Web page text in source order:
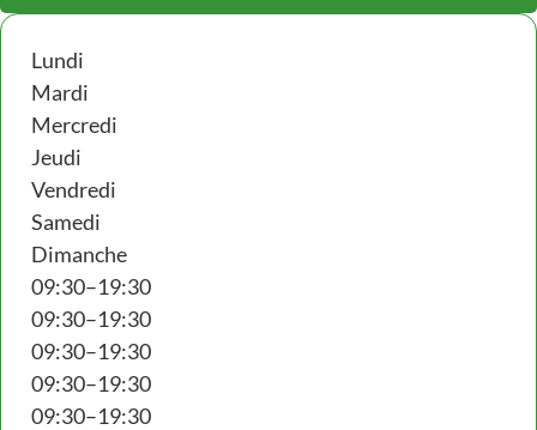
Lundi
Mardi
Mercredi
Jeudi
Vendredi
Samedi
Dimanche
09:30–19:30
09:30–19:30
09:30–19:30
09:30–19:30
09:30–19:30